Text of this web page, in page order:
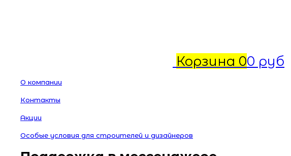
Корзина 00 руб
О компании
Контакты
Акции
Особые условия для строителей и дизайнеров